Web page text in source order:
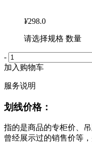
¥298.0
请选择规格 数量
-
加入购物车
服务说明
划线价格：
指的是商品的专柜价、
曾经展示过的销售价等